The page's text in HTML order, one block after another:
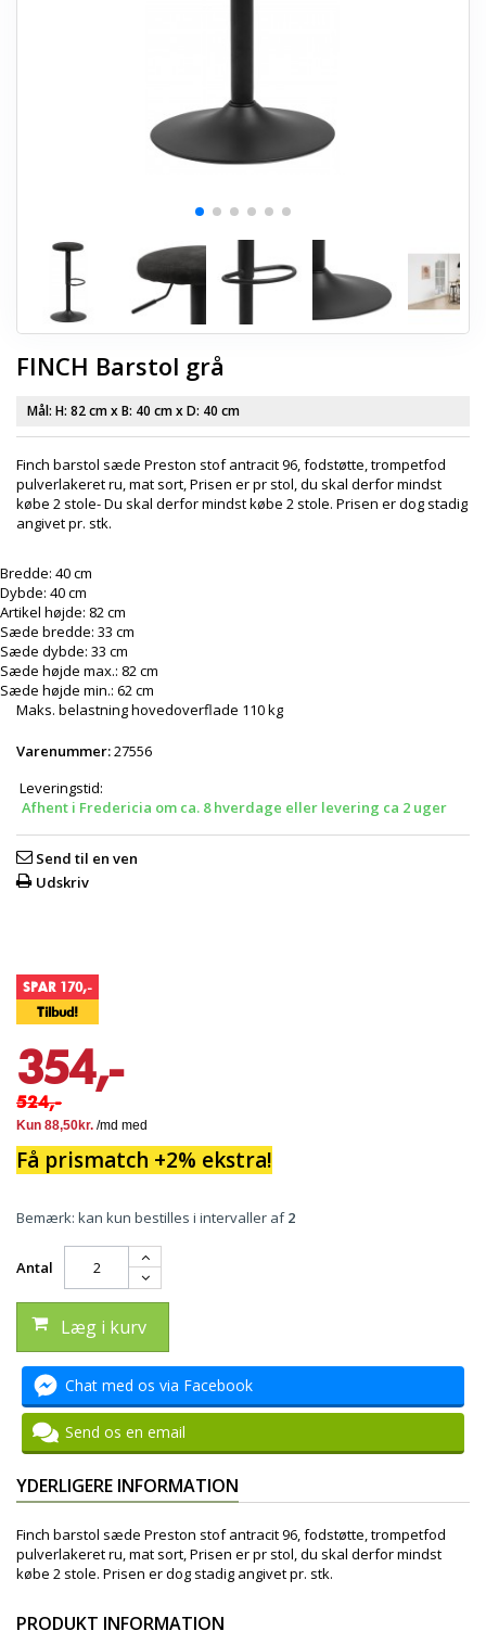
FINCH Barstol grå
Mål: H: 82 cmx B: 40 cmx D: 40 cm
Finch barstol sæde Preston stof antracit 96, fodstøtte, trompetfod
pulverlakeret ru, mat sort, Prisen er pr stol, du skal derfor mindst
købe 2 stole- Du skal derfor mindst købe 2 stole. Prisen er dog stadig
angivet pr. stk.
Bredde: 40 cm
Dybde: 40 cm
Artikel højde: 82 cm
Sæde bredde: 33 cm
Sæde dybde: 33 cm
Sæde højde max.: 82 cm
Sæde højde min.: 62 cm
Maks. belastning hovedoverflade 110 kg
Varenummer:27556
Leveringstid:
Afhent i Fredericia om ca. 8 hverdage eller levering ca 2 uger
Send til en ven
Udskriv
SPAR 170,-
Tilbud!
354,-
524,-
Få prismatch +2% ekstra!
Bemærk: kan kun bestilles i intervaller af2
Antal
Læg i kurv
Chat med os via Facebook
Send os en email
YDERLIGERE INFORMATION
Finch barstol sæde Preston stof antracit 96, fodstøtte, trompetfod
pulverlakeret ru, mat sort, Prisen er pr stol, du skal derfor mindst
købe 2 stole. Prisen er dog stadig angivet pr. stk.
PRODUKT INFORMATION